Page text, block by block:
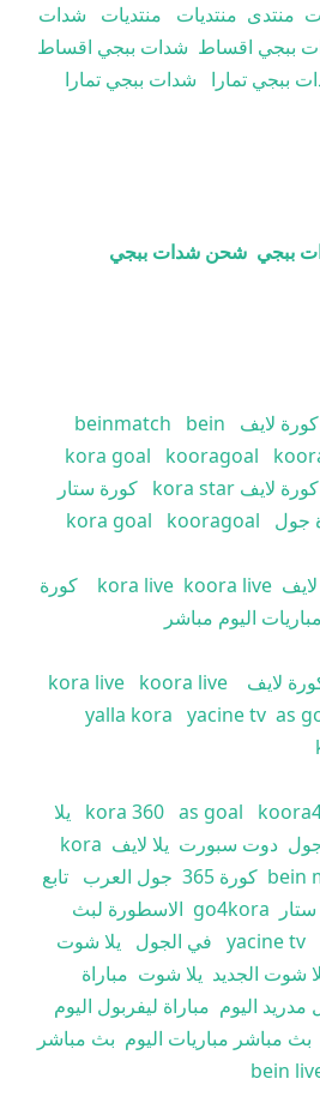
منتدى منتديات منتديات
شدات
ببجي اقساط شدات ببجي اقساط
ببجي تمارا
شدات ببجي تمارا
ببجي شحن شدات ببجي
كورة لايف beinmatch
bein
kora goal kooragoal
كورة لايف kora star كورة ستار
جول kora goal kooragoal
kora live koora live
كورة
مباريات اليوم مباشر
لايف kora live koora live
yalla kora yacine tv as
kora 360 as goal
يلا
دوت سبورت يلا لايف kora
bein كورة 365 جول العرب تابع
go4kora الاسطورة لبث
yacine tv في الجول يلا شوت
شوت الجديد يلا شوت مباراة
مدريد اليوم مباراة ليفربول اليوم
بث مباشر مباريات اليوم بث مباشر
bein